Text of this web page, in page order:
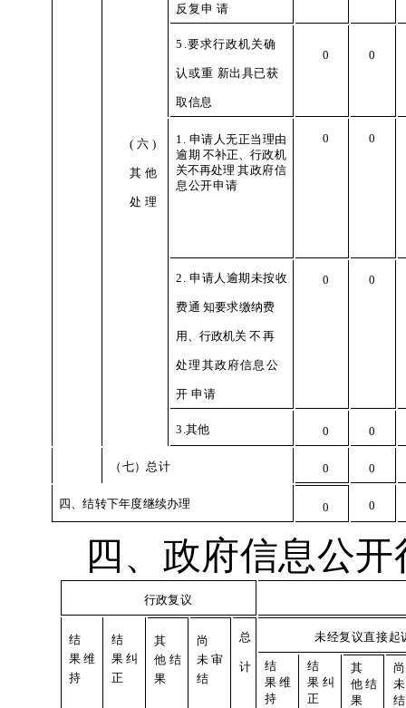
反复申 请
5 .要求行政机关确
认或重 新出具已获
取信息
0 0
(六)
其他
处理
1 . 申请人无正当理由
逾期 不补正、行政机
关不再处理其政府信
息公开申 请
0 0
2 . 申请人逾期未按收
费通 知要求缴纳费
用、行政机关不 再
处理其政府信息公
开 申请
0 0
3.其他 0 0
（ 七） 总计 0 0
四、结转下年度继续办理 0 0
四 、政府信息公
行政复议
结
果 维
持
结
果 纠
正
其
他 结
果
尚
未 审
结
总
计
未经复议直接起
结
果 维
持
结
果 纠
正
其
他 结
果
尚
未
结